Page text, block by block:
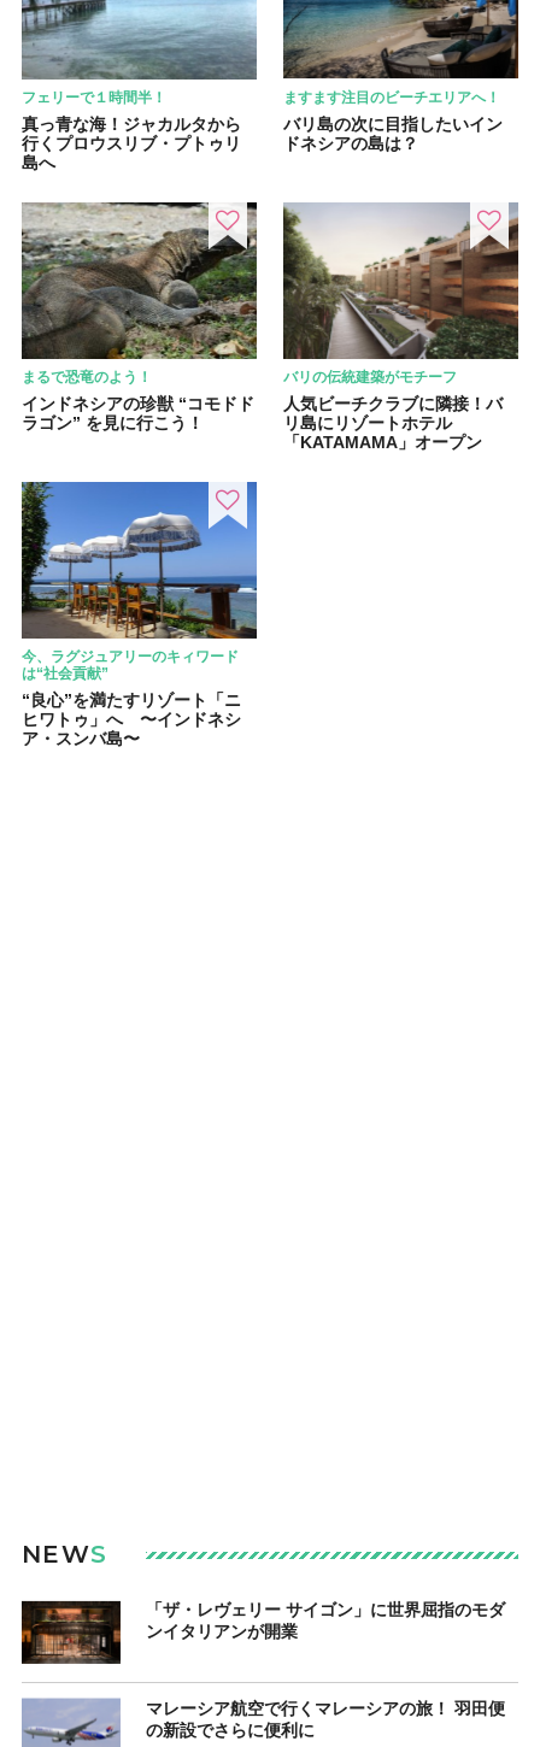
フェリーで１時間半！
真っ青な海！ジャカルタから
行くプロウスリブ・プトゥリ
島へ
ますます注目のビーチエリアへ！
バリ島の次に目指したいイン
ドネシアの島は？
まるで恐竜のよう！
インドネシアの珍獣 “コモドド
ラゴン” を見に行こう！
バリの伝統建築がモチーフ
人気ビーチクラブに隣接！バ
リ島にリゾートホテル
「KATAMAMA」オープン
今、ラグジュアリーのキィワード
は“社会貢献”
“良心”を満たすリゾート「ニ
ヒワトゥ」へ 〜インドネシ
ア・スンバ島〜
NEWS
「ザ・レヴェリー サイゴン」に世界屈指のモダ
ンイタリアンが開業
マレーシア航空で行くマレーシアの旅！ 羽田便
の新設でさらに便利に